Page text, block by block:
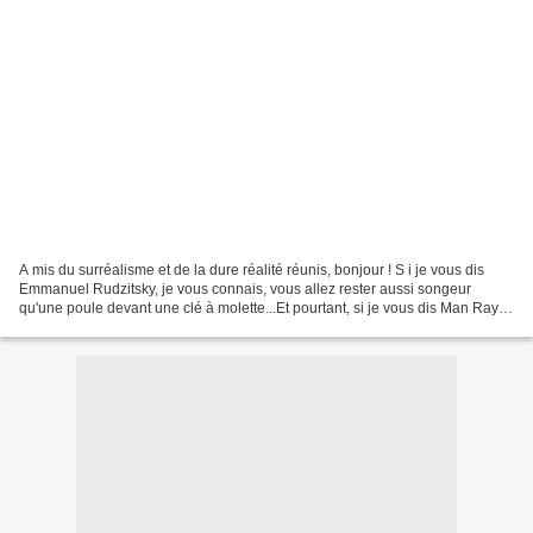
A mis du surréalisme et de la dure réalité réunis, bonjour ! S i je vous dis
Emmanuel Rudzitsky, je vous connais, vous allez rester aussi songeur
qu'une poule devant une clé à molette...Et pourtant, si je vous dis Man Ray,